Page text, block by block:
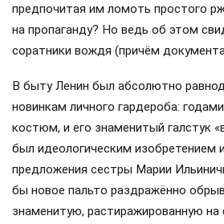
предпочитая им ломоть простого
на пропаганду? Но ведь об этом
соратники вождя (причём
В быту Ленин был абсолютно
новинкам личного гардероба:
костюм, и его знаменитый галстук
был идеологическим изобретением
предложения сестры Марии
бы новое пальто раздражённо
знаменитую, растиражированную на